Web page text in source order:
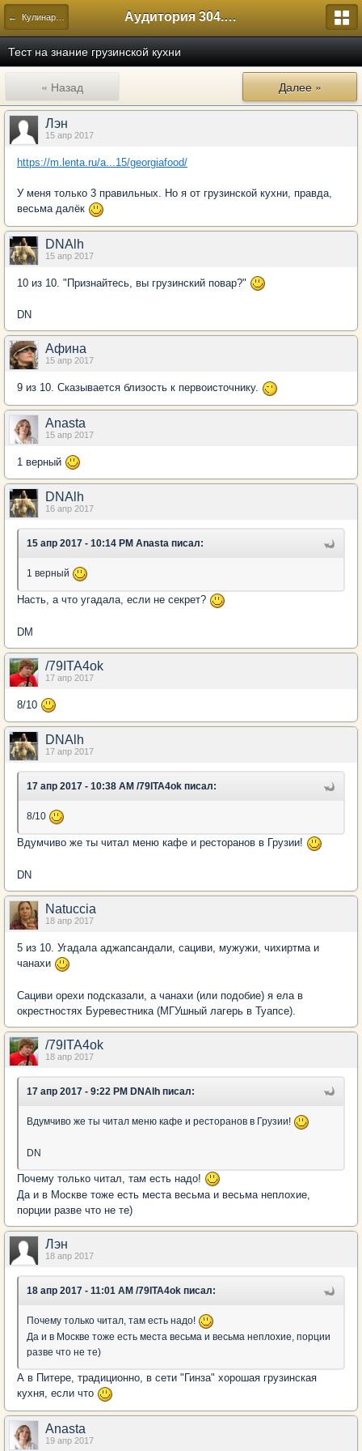
← Кулинарный Аудитория 304. История России
Тест на знание грузинской кухни
« Назад Далее »
Лэн
15 апр 2017
https://m.lenta.ru/a...15/georgiafood/
У меня только 3 правильных. Но я от грузинской кухни, правда,
весьма далёк
DNAlh
15 апр 2017
10 из 10. "Признайтесь, вы грузинский повар?"
DN
Афина
15 апр 2017
9 из 10. Сказывается близость к первоисточнику.
Anasta
15 апр 2017
1 верный
DNAlh
16 апр 2017
15 апр 2017 - 10:14 PM Anasta писал:
1 верный
Насть, а что угадала, если не секрет?
DM
/79ITA4ok
17 апр 2017
8/10
DNAlh
17 апр 2017
17 апр 2017 - 10:38 AM /79ITA4ok писал:
8/10
Вдумчиво же ты читал меню кафе и ресторанов в Грузии!
DN
Natuccia
18 апр 2017
5 из 10. Угадала аджапсандали, сациви, мужужи, чихиртма и
чанахи
Сациви орехи подсказали, а чанахи (или подобие) я ела в
окрестностях Буревестника (МГУшный лагерь в Туапсе).
/79ITA4ok
18 апр 2017
17 апр 2017 - 9:22 PM DNAlh писал:
Вдумчиво же ты читал меню кафе и ресторанов в Грузии!
DN
Почему только читал, там есть надо!
Да и в Москве тоже есть места весьма и весьма неплохие,
порции разве что не те)
Лэн
18 апр 2017
18 апр 2017 - 11:01 AM /79ITA4ok писал:
Почему только читал, там есть надо!
Да и в Москве тоже есть места весьма и весьма неплохие, порции
разве что не те)
А в Питере, традиционно, в сети "Гинза" хорошая грузинская
кухня, если что
Anasta
19 апр 2017